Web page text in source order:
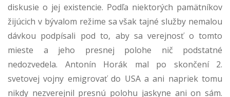
diskusie o jej existencie. Podľa niektorých pamätníkov
žijúcich v bývalom režime sa však tajné služby nemalou
dávkou podpísali pod to, aby sa verejnosť o tomto
mieste a jeho presnej polohe nič podstatné
nedozvedela. Antonín Horák mal po skončení 2.
svetovej vojny emigrovať do USA a ani napriek tomu
nikdy nezverejnil presnú polohu jaskyne ani on sám.